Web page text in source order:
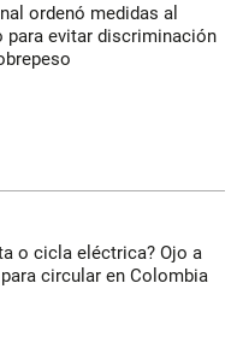
ordenó medidas al
para evitar discriminación
o cicla eléctrica? Ojo a
circular en Colombia